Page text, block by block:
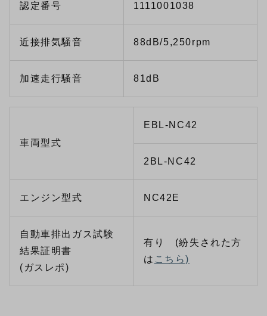
認定番号 1111001038
近接排気騒音 88dB/5,250rpm
加速走行騒音 81dB
車両型式
EBL-NC42
2BL-NC42
エンジン型式 NC42E
自動車排出ガス試験
結果証明書
(ガスレポ)
有り (紛失された方
は こちら)